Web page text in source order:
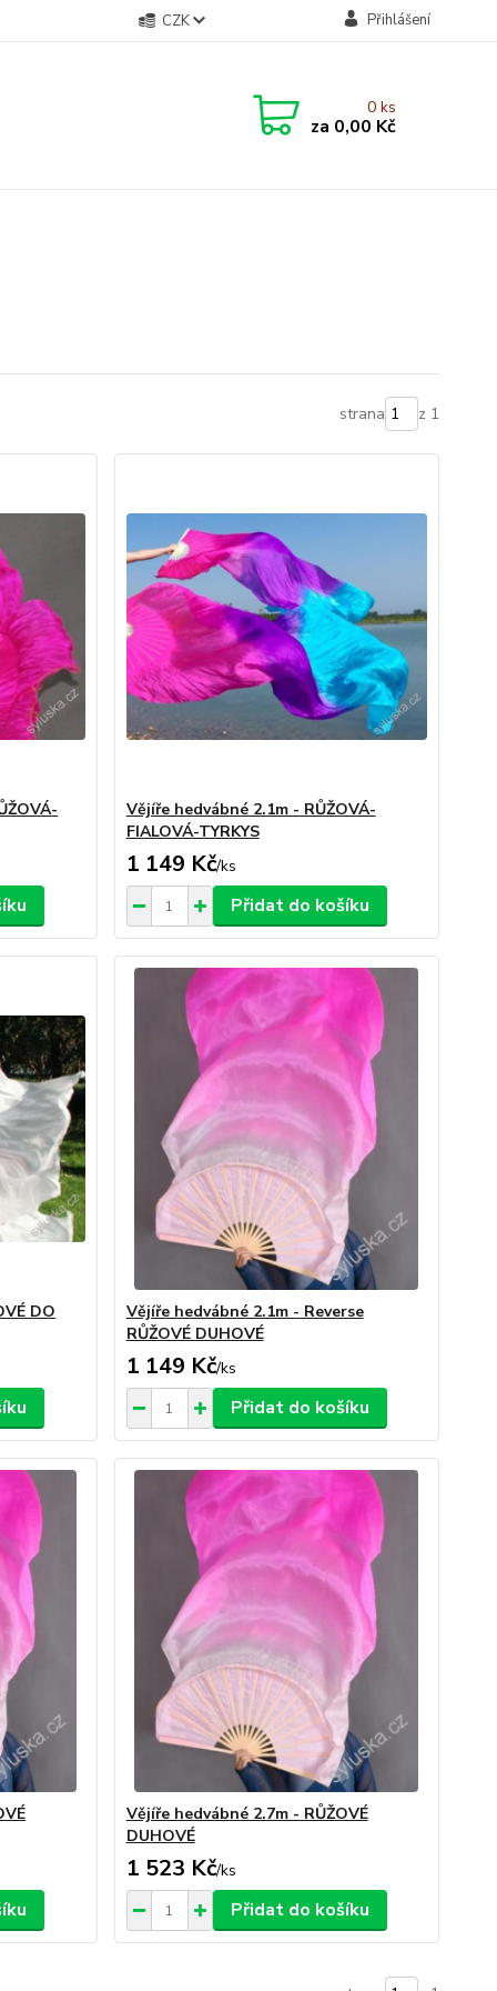
CZK Přihlášení
0ks
za 0,00 Kč
strana z 1
Vějíře hedvábné 2.1m - RŮŽOVÁ-
FIALOVÁ-TYRKYS
1 149 Kč/ks
Přidat do košíku
DO
Vějíře hedvábné 2.1m - Reverse
RŮŽOVÉ DUHOVÉ
1 149 Kč/ks
Přidat do košíku
Vějíře hedvábné 2.7m - RŮŽOVÉ
DUHOVÉ
1 523 Kč/ks
Přidat do košíku